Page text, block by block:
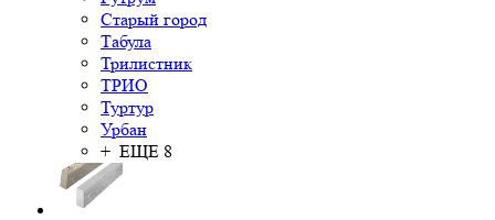
Старый город
Табула
Трилистник
ТРИО
Туртур
Урбан
+ ЕЩЕ 8